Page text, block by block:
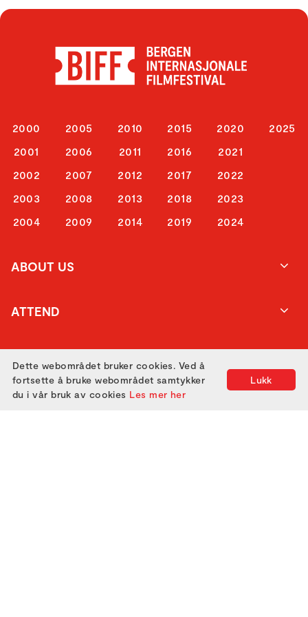
2000
2001
2002
2003
2004
2005
2006
2007
2008
2009
2010
2011
2012
2013
2014
2015
2016
2017
2018
2019
2020
2021
2022
2023
2024
2025
ABOUT US
ATTEND
Lukk
Dette webområdet bruker cookies. Ved å
fortsette å bruke webområdet samtykker
du i vår bruk av cookies Les mer her